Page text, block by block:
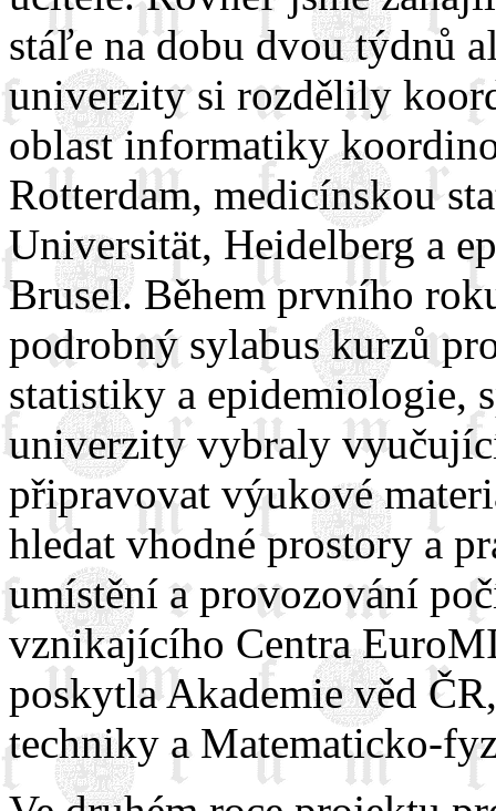
stáľe na dobu dvou týdnů
univerzity si rozdělily
oblast informatiky
Rotterdam, medicínskou
Universität, Heidelberg a
Brusel. Během prvního
podrobný sylabus kurzů
statistiky a epidemiologie,
univerzity vybraly
připravovat výukové
hledat vhodné prostory a
umístění a provozování
vznikajícího Centra
poskytla Akademie věd
techniky a Matematicko-